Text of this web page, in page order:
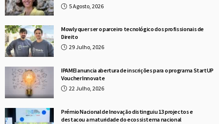
5 Agosto, 2026
Mowly quer ser o parceiro tecnológico dos profissionais de
Direito
29 Julho, 2026
IPAMEI anuncia abertura de inscrições para o programa StartUP
Voucher Innovate
22 Julho, 2026
Prémio Nacional de Inovação distinguiu 13 projectos e
destacou a maturidade do ecossistema nacional